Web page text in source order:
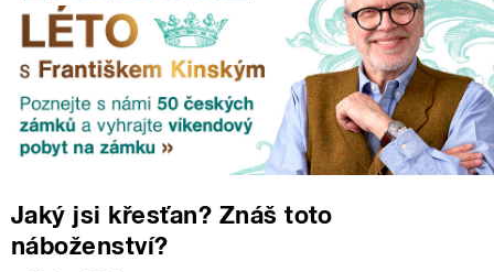
Jaký jsi křesťan? Znáš toto
náboženství?